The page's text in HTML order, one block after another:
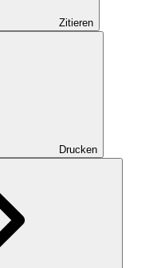
Zitieren
Drucken